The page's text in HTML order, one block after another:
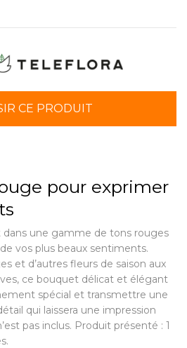
CE PRODUIT
pour exprimer
une gamme de tons rouges
vos plus beaux sentiments.
et d’autres fleurs de saison aux
ce bouquet délicat et élégant
spécial et transmettre une
qui laissera une impression
pas inclus. Produit présenté : 1